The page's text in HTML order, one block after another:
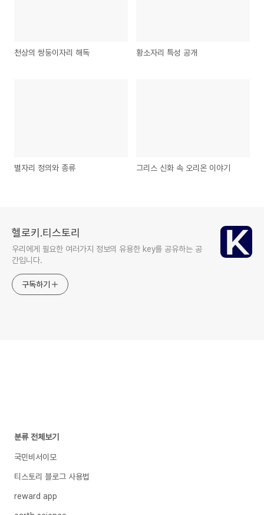
천상의 쌍둥이자리 해독 황소자리 특성 공개
별자리 정의와 종류 그리스 신화 속 오리온 이야기
헬로키.티스토리
우리에게 필요한 여러가지 정보의 유용한 key를 공유하는 공
간입니다.
구독하기
분류 전체보기
국민비서이모
티스토리 블로그 사용법
reward app